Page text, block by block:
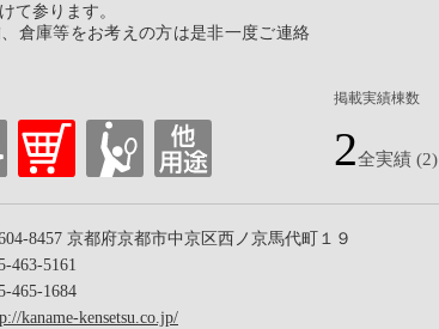
て参ります。
倉庫等をお考えの方は是非一度ご連絡
掲載実績棟数
2全実績 (2)
8457 京都府京都市中京区西ノ京馬代町１９
463-5161
465-1684
kaname-kensetsu.co.jp/